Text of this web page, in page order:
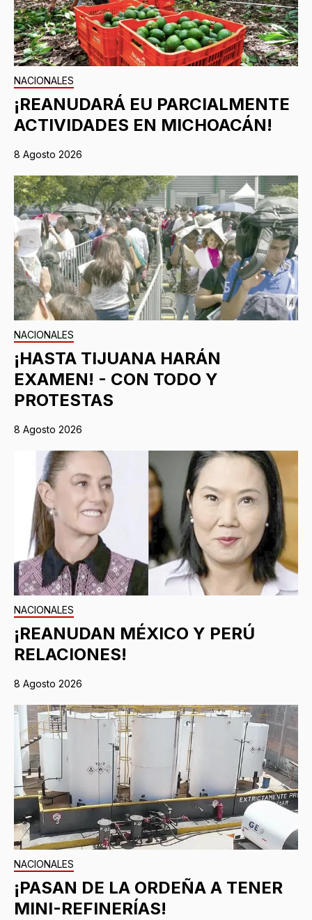
NACIONALES
¡REANUDARÁ EU PARCIALMENTE
ACTIVIDADES EN MICHOACÁN!
8 Agosto 2026
NACIONALES
¡HASTA TIJUANA HARÁN
EXAMEN! - CON TODO Y
PROTESTAS
8 Agosto 2026
NACIONALES
¡REANUDAN MÉXICO Y PERÚ
RELACIONES!
8 Agosto 2026
NACIONALES
¡PASAN DE LA ORDEÑA A TENER
MINI-REFINERÍAS!